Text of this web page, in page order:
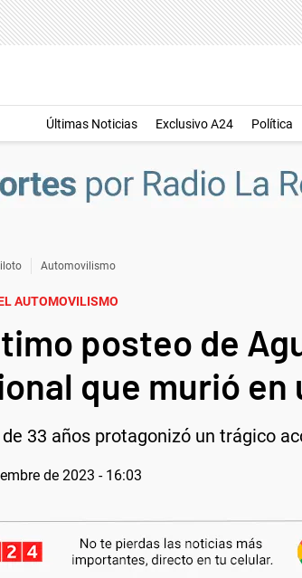
Últimas Noticias Exclusivo A24 Política
Automovilismo
AUTOMOVILISMO
posteo de
que murió
33 años protagonizó un trágico
de 2023 - 16:03